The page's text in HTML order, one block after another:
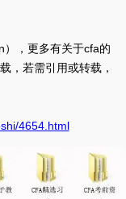
，更多有关于cfa的
，若需引用或转载，
4654.html